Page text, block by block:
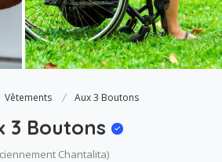
Vêtements Aux 3 Boutons
3 Boutons
Chantalita)